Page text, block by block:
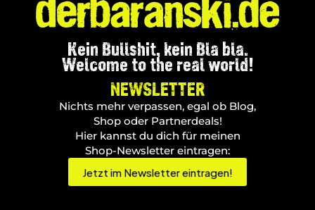
Kein Bullshit, kein Bla bla.
Welcome to the real world!
NEWSLETTER
Nichts mehr verpassen, egal ob Blog,
Shop oder Partnerdeals!
Hier kannst du dich für meinen
Shop-Newsletter eintragen:
Jetzt im Newsletter eintragen!